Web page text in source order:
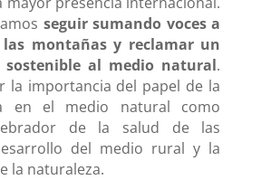
seguir sumando voces a
las montañas y reclamar un
sostenible al medio natural.
la importancia del papel de la
en el medio natural como
de la salud de las
del medio rural y la
la naturaleza.